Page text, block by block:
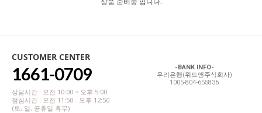
CUSTOMER CENTER
1661-0709
상담시간 : 오전 10:00 ~ 오후 5:00
점심시간 : 오전 11:50 - 오후 12:50
(토, 일, 공휴일 휴무)
-BANK INFO-
우리은행(위드앤주식회사)
1005-804-655836